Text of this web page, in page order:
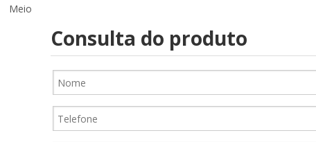
Meio
Consulta do produto